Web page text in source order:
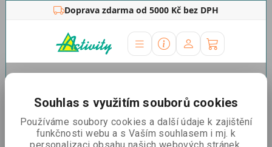
Doprava zdarma od 5000 Kč bez DPH
CorDx Influenza A+B/Covid-
19/RSvirus Combo AG test
Souhlas s využitím souborů cookies
Používáme soubory cookies a další údaje k zajištění
funkčnosti webu a s Vaším souhlasem i mj. k